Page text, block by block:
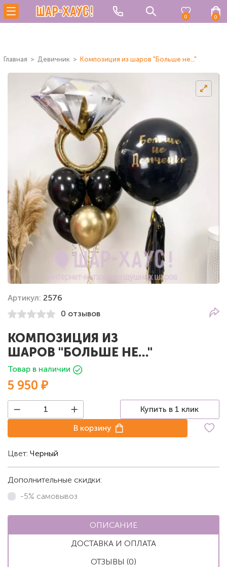
0 0
Главная Девичник Композиция из шаров "Больше не..."
Артикул: 2576
0 отзывов
КОМПОЗИЦИЯ ИЗ
ШАРОВ "БОЛЬШЕ НЕ..."
Товар в наличии
5 950 ₽
Купить в 1 клик
В корзину
Цвет: Черный
Дополнительные скидки:
-5% самовывоз
ОПИСАНИЕ
ДОСТАВКА И ОПЛАТА
ОТЗЫВЫ (0)